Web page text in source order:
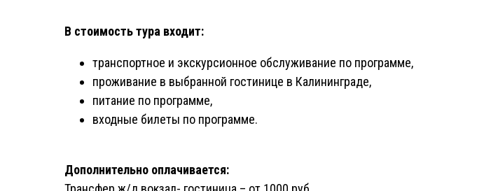
В стоимость тура входит:
транспортное и экскурсионное обслуживание по программе,
проживание в выбранной гостинице в Калининграде,
питание по программе,
входные билеты по программе.
Дополнительно оплачивается: